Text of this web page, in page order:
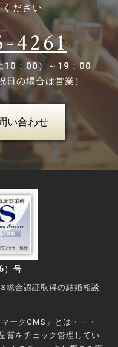
ださい
4261
10：00）～19：00
日の場合は営業）
い合わせ
）号
総合認証取得の結婚相談
ークCMS」とは・・・
質をチェック管理してい